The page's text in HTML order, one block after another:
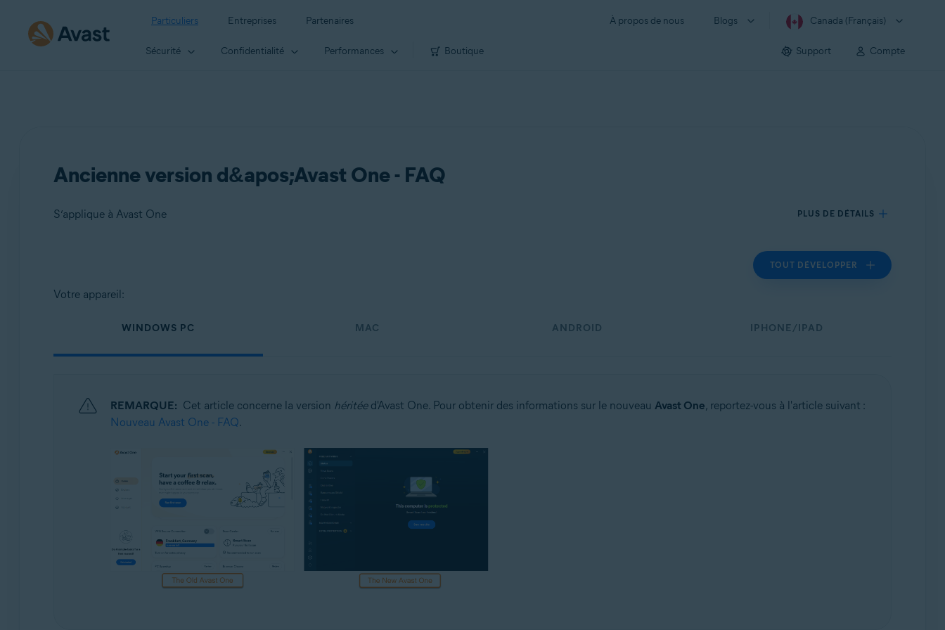
Particuliers Entreprises Partenaires À propos de nous Blogs Canada (Français)
Sécurité Confidentialité Performances Boutique Support Compte
Ancienne version d&apos;Avast One - FAQ
S’applique à Avast One PLUS DE DÉTAILS
Avast One
Systèmes d'exploitation:
TOUT DÉVELOPPER
Votre appareil:
WINDOWS PC MAC ANDROID IPHONE/IPAD
REMARQUE: Cet article concerne la version héritéed'Avast One. Pour obtenir des informations sur le nouveau Avast One, reportez-vous à l'article suivant :
Nouveau Avast One - FAQ.